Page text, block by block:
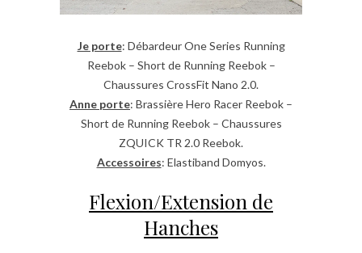
Je porte: Débardeur One Series Running
Reebok – Short de Running Reebok –
Chaussures CrossFit Nano 2.0.
Anne porte: Brassière Hero Racer Reebok –
Short de Running Reebok – Chaussures
ZQUICK TR 2.0 Reebok.
Accessoires: Elastiband Domyos.
Flexion/Extension de
Hanches